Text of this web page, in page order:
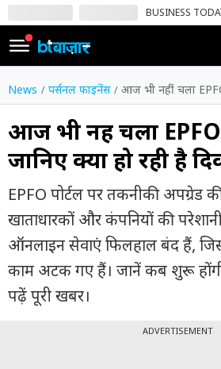
BUSINESS
SIGN
IN
Dark
Mode
होम
शेयर
बाज़ार
वीडियो
ट्रेंडिंग
News पर्सनल फाइनेंस आज भी नहीं चला EPFO का
आज भी नहीं चला EPFO
जानिए क्या हो रही है
EPFO पोर्टल पर तकनीकी अपग्रेड
खाताधारकों और कंपनियों की
ऑनलाइन सेवाएं फिलहाल बंद हैं,
काम अटक गए हैं। जानें कब शुरू
पढ़ें पूरी खबर।
ADVERTISEMENT